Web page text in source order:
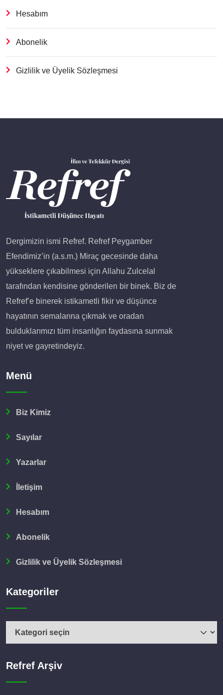
Hesabım
Abonelik
Gizlilik ve Üyelik Sözleşmesi
Dergimizin ismi Refref. Refref Peygamber
Efendimiz’in (a.s.m.) Miraç gecesinde daha
yükseklere çıkabilmesi için Allahu Zulcelal
tarafından kendisine gönderilen bir binek. Biz de
Refref’e binerek istikametli fikir ve düşünce
hayatının semalarına çıkmak ve oradan
bulduklarımızı tüm insanlığın faydasına sunmak
niyet ve gayretindeyiz.
Menü
Biz Kimiz
Sayılar
Yazarlar
İletişim
Hesabım
Abonelik
Gizlilik ve Üyelik Sözleşmesi
Kategoriler
Kategoriler
Refref ArşivRefref